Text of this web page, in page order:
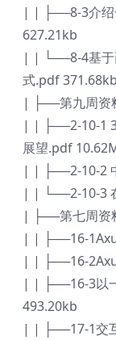
| | ├──8-3介绍
627.21kb
| | └──8-4基于
式.pdf 371.68kb
| ├──第九周资
| | ├──2-10-1
展望.pdf
| | ├──2-10-2
| | └──2-10-3
| ├──第七周资
| | ├──16-
| | ├──16-
| | ├──16-3以
493.20kb
| | ├──17-1交